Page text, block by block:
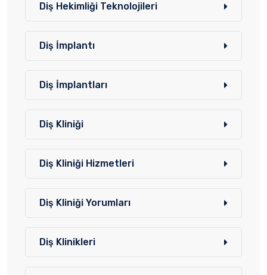
Diş Hekimliği Teknolojileri
Diş İmplantı
Diş İmplantları
Diş Kliniği
Diş Kliniği Hizmetleri
Diş Kliniği Yorumları
Diş Klinikleri